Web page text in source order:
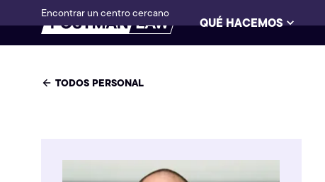
Encontrar un centro cercano
QUÉ HACEMOS
TODOS PERSONAL